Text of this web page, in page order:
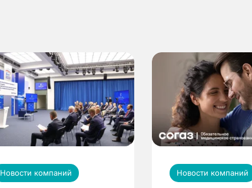
Новости компаний Новости компаний